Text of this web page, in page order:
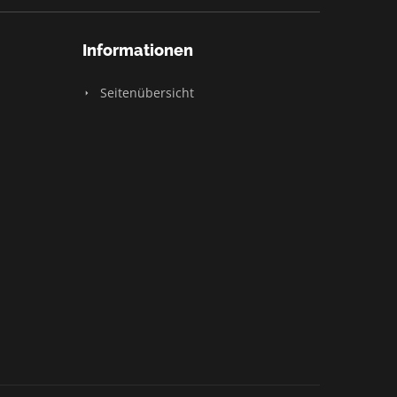
Informationen
Seitenübersicht